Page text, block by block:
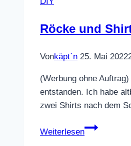
Röcke und
Vonkäpt`n 25. Mai 2022
(Werbung ohne
entstanden. Ich habe
zwei Shirts nach dem
Weiterlesen
Röcke